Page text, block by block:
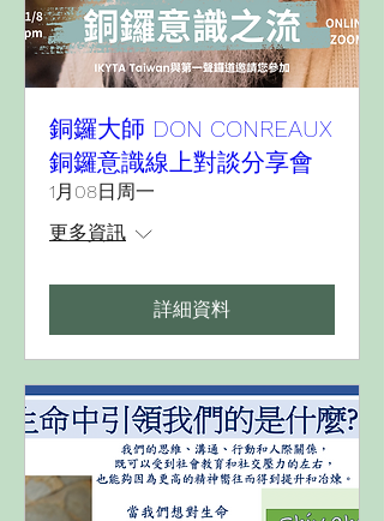
銅鑼大師 DON CONREAUX
銅鑼意識線上對談分享會
1月08日周一
更多資訊
詳細資料